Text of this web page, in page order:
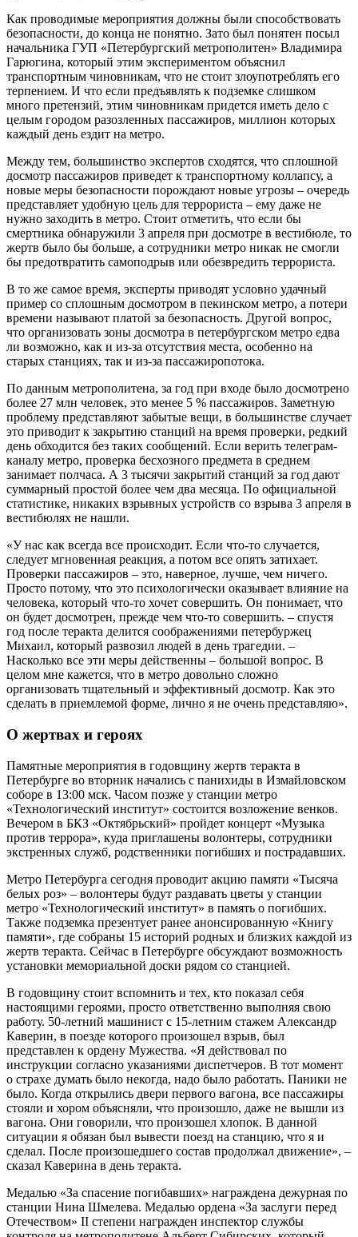
Как проводимые мероприятия должны были способствовать
безопасности, до конца не понятно. Зато был понятен посыл
начальника ГУП «Петербургский метрополитен» Владимира
Гарюгина, который этим экспериментом объяснил
транспортным чиновникам, что не стоит злоупотреблять его
терпением. И что если предъявлять к подземке слишком
много претензий, этим чиновникам придется иметь дело с
целым городом разозленных пассажиров, миллион которых
каждый день ездит на метро.
Между тем, большинство экспертов сходятся, что сплошной
досмотр пассажиров приведет к транспортному коллапсу, а
новые меры безопасности порождают новые угрозы – очередь
представляет удобную цель для террориста – ему даже не
нужно заходить в метро. Стоит отметить, что если бы
смертника обнаружили 3 апреля при досмотре в вестибюле, то
жертв было бы больше, а сотрудники метро никак не смогли
бы предотвратить самоподрыв или обезвредить террориста.
В то же самое время, эксперты приводят условно удачный
пример со сплошным досмотром в пекинском метро, а потери
времени называют платой за безопасность. Другой вопрос,
что организовать зоны досмотра в петербургском метро едва
ли возможно, как и из-за отсутствия места, особенно на
старых станциях, так и из-за пассажиропотока.
По данным метрополитена, за год при входе было досмотрено
более 27 млн человек, это менее 5 % пассажиров. Заметную
проблему представляют забытые вещи, в большинстве случает
это приводит к закрытию станций на время проверки, редкий
день обходится без таких сообщений. Если верить телеграм-
каналу метро, проверка бесхозного предмета в среднем
занимает полчаса. А 3 тысячи закрытий станций за год дают
суммарный простой более чем два месяца. По официальной
статистике, никаких взрывных устройств со взрыва 3 апреля в
вестибюлях не нашли.
«У нас как всегда все происходит. Если что-то случается,
следует мгновенная реакция, а потом все опять затихает.
Проверки пассажиров – это, наверное, лучше, чем ничего.
Просто потому, что это психологически оказывает влияние на
человека, который что-то хочет совершить. Он понимает, что
он будет досмотрен, прежде чем что-то совершить. – спустя
год после теракта делится соображениями петербуржец
Михаил, который развозил людей в день трагедии. –
Насколько все эти меры действенны – большой вопрос. В
целом мне кажется, что в метро довольно сложно
организовать тщательный и эффективный досмотр. Как это
сделать в приемлемой форме, лично я не очень представляю».
О жертвах и героях
Памятные мероприятия в годовщину жертв теракта в
Петербурге во вторник начались с панихиды в Измайловском
соборе в 13:00 мск. Часом позже у станции метро
«Технологический институт» состоится возложение венков.
Вечером в БКЗ «Октябрьский» пройдет концерт «Музыка
против террора», куда приглашены волонтеры, сотрудники
экстренных служб, родственники погибших и пострадавших.
Метро Петербурга сегодня проводит акцию памяти «Тысяча
белых роз» – волонтеры будут раздавать цветы у станции
метро «Технологический институт» в память о погибших.
Также подземка презентует ранее анонсированную «Книгу
памяти», где собраны 15 историй родных и близких каждой из
жертв теракта. Сейчас в Петербурге обсуждают возможность
установки мемориальной доски рядом со станцией.
В годовщину стоит вспомнить и тех, кто показал себя
настоящими героями, просто ответственно выполняя свою
работу. 50-летний машинист с 15-летним стажем Александр
Каверин, в поезде которого произошел взрыв, был
представлен к ордену Мужества. «Я действовал по
инструкции согласно указаниями диспетчеров. В тот момент
о страхе думать было некогда, надо было работать. Паники не
было. Когда открылись двери первого вагона, все пассажиры
стояли и хором объясняли, что произошло, даже не вышли из
вагона. Они говорили, что произошел хлопок. В данной
ситуации я обязан был вывести поезд на станцию, что я и
сделал. После произошедшего состав продолжал движение», –
сказал Каверина в день теракта.
Медалью «За спасение погибавших» награждена дежурная по
станции Нина Шмелева. Медалью ордена «За заслуги перед
Отечеством» II степени награжден инспектор службы